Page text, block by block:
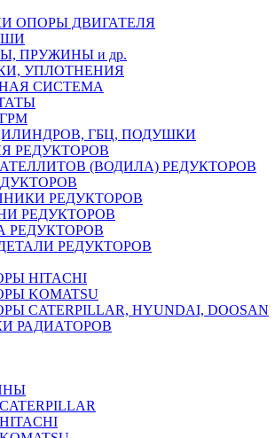
ОПОРЫ ДВИГАТЕЛЯ
ПРУЖИНЫ и др.
УПЛОТНЕНИЯ
СИСТЕМА
ГБЦ, ПОДУШКИ
РЕДУКТОРОВ
(ВОДИЛА) РЕДУКТОРОВ
РЕДУКТОРОВ
РЕДУКТОРОВ
РЕДУКТОРОВ
РЕДУКТОРОВ
HITACHI
KOMATSU
CATERPILLAR, HYUNDAI, DOOSAN
РАДИАТОРОВ